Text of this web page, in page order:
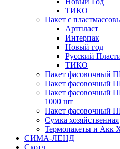
ТИКО
Пакет с
Артпласт
Интерпак
Новый год
Русский
ТИКО
Пакет фасовочный
Пакет фасовочный
Пакет фасовочный
1000 шт
Пакет фасовочный
Сумка хозяйственная
Термопакеты и Акк
СИМА-ЛЕНД